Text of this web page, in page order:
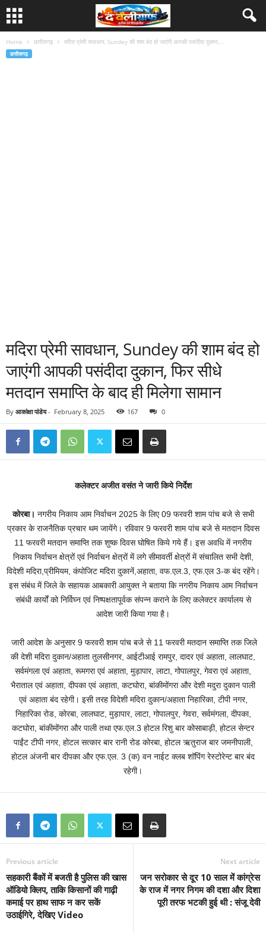
Home छत्तीसगढ़ मदिरा प्रेमी सावधान, Sundey की शाम बंद हो जाएंगी आपकी पसंदीदा दुकान,...
छत्तीसगढ़
मदिरा प्रेमी सावधान, Sundey की शाम बंद हो
जाएंगी आपकी पसंदीदा दुकान, फिर सीधे
मतदान समाप्ति के बाद ही मिलेगा सामान
By आकांक्षा पांडेय- February 8, 2025 167 0
कलेक्टर अजीत वसंत ने जारी किये निर्देश
कोरबा। नगरीय निकाय आम निर्वाचन 2025 के लिए 09 फरवरी शाम पांच बजे से सभी
प्रकार के राजनैतिक प्रचार थम जायेंगे। रविवार 9 फरवरी शाम पांच बजे से मतदान दिवस
11 फरवरी मतदान समाप्ति तक शुष्क दिवस घोषित किये गये हैं। इस अवधि में नगरीय
निकाय निर्वाचन क्षेत्रों एवं निर्वाचन क्षेत्रों में लगे सीमावर्ती क्षेत्रों में संचालित सभी देशी,
विदेशी मदिरा,प्रीमियम, कंपोजिट मदिरा दुकानें,अहाता, वफ.एल.3, एफ.एल 3-क बंद रहेंगे।
इस संबंध में जिले के सहायक आबकारी आयुक्त ने बताया कि नगरीय निकाय आम निर्वाचन
संबंधी कार्यों को निर्विघ्न एवं निष्पक्षतापूर्वक संपन्न कराने के लिए कलेक्टर कार्यालय से
आदेश जारी किया गया है।
जारी आदेश के अनुसार 9 फरवरी शाम पांच बजे से 11 फरवरी मतदान समाप्ति तक जिले
की देशी मदिरा दुकान/अहाता तुलसीनगर, आईटीआई रामपुर, दादर एवं अहाता, लालघाट,
सर्वमंगला एवं अहाता, रूमगरा एवं अहाता, मुड़ापार, लाटा, गोपालपुर, गेवरा एवं अहाता,
भैराताल एवं अहाता, दीपका एवं अहाता, कटघोरा, बांकीमोंगरा और देशी मदुरा दुकान पाली
एवं अहाता बंद रहेगी। इसी तरह विदेशी मदिरा दुकान/अहाता निहारिका, टीपी नगर,
निहारिका रोड, कोरबा, लालघाट, मुड़ापार, लाटा, गोपालपुर, गेवरा, सर्वमंगला, दीपका,
कटघोरा, बांकीमोंगरा और पाली तथा एफ.एल.3 होटल रिशु बार कोसाबाड़ी, होटल सेन्टर
पाईंट टीपी नगर, होटल सत्कार बार रानी रोड कोरबा, होटल ऋतुराज बार जमनीपाली,
होटल अंजनी बार दीपका और एफ.एल. 3 (क) वन नाईट क्लब शॉपिंग रेस्टोरेन्ट बार बंद
रहेगी।
Previous article
सहकारी बैंकों में बजती है पुलिस की खास
ऑडियो क्लिप, ताकि किसानों की गाढ़ी
कमाई पर हाथ साफ न कर सकें
उठाईगिरे, देखिए Video
Next article
जन सरोकार से दूर 10 साल में कांग्रेस
के राज में नगर निगम की दशा और दिशा
पूरी तरफ भटकी हुई थी : संजू देवी